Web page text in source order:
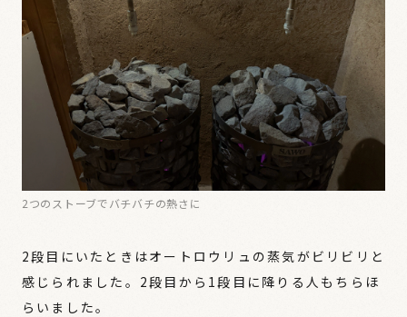
2つのストーブでバチバチの熱さに
2段目にいたときはオートロウリュの蒸気がビリビリと
感じられました。2段目から1段目に降りる人もちらほ
らいました。